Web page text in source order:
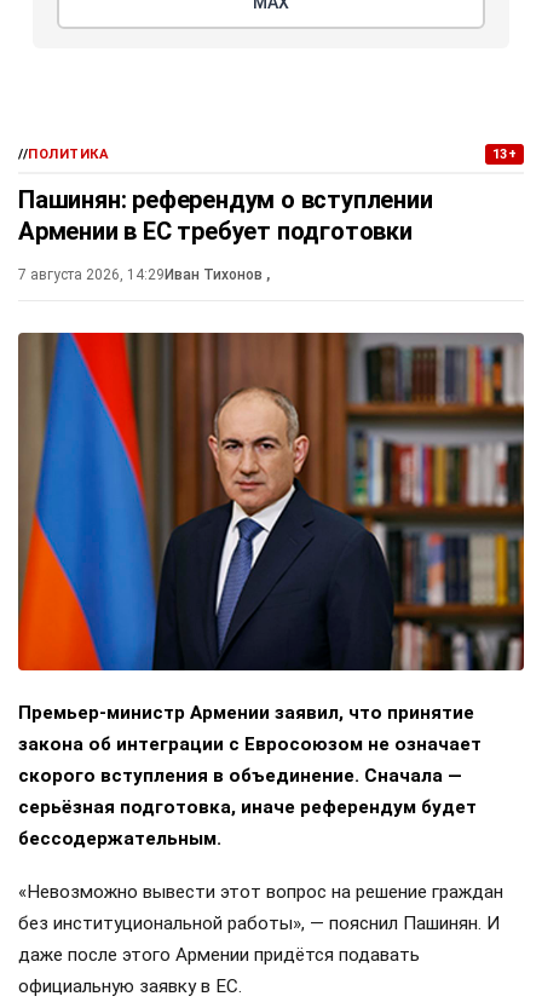
//ПОЛИТИКА 13+
Пашинян: референдум о вступлении
Армении в ЕС требует подготовки
7 августа 2026, 14:29 Иван Тихонов ,
Премьер-министр Армении заявил, что принятие
закона об интеграции с Евросоюзом не означает
скорого вступления в объединение. Сначала —
серьёзная подготовка, иначе референдум будет
бессодержательным.
«Невозможно вывести этот вопрос на решение граждан
без институциональной работы», — пояснил Пашинян. И
даже после этого Армении придётся подавать
официальную заявку в ЕС.